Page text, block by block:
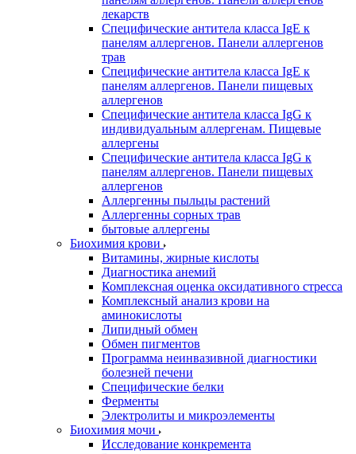
лекарств
Специфические антитела класса IgE к
панелям аллергенов. Панели аллергенов
трав
Специфические антитела класса IgE к
панелям аллергенов. Панели пищевых
аллергенов
Специфические антитела класса IgG к
индивидуальным аллергенам. Пищевые
аллергены
Специфические антитела класса IgG к
панелям аллергенов. Панели пищевых
аллергенов
Аллергенны пыльцы растений
Аллергенны сорных трав
бытовые аллергены
Биохимия крови
Витамины, жирные кислоты
Диагностика анемий
Комплексная оценка оксидативного стресса
Комплексный анализ крови на
аминокислоты
Липидный обмен
Обмен пигментов
Программа неинвазивной диагностики
болезней печени
Специфические белки
Ферменты
Электролиты и микроэлементы
Биохимия мочи
Исследование конкремента